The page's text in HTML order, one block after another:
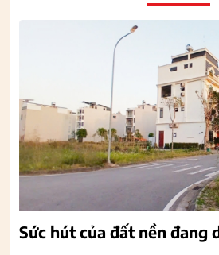
Sức hút của đất nền đang